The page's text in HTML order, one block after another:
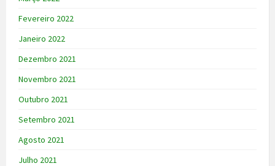
Fevereiro 2022
Janeiro 2022
Dezembro 2021
Novembro 2021
Outubro 2021
Setembro 2021
Agosto 2021
Julho 2021